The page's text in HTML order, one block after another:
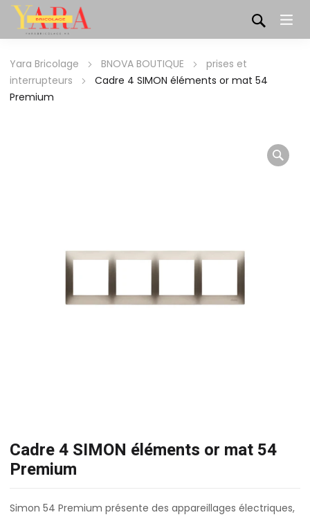
Yara Bricolage BNOVA BOUTIQUE
prises et
interrupteurs
Cadre 4 SIMON éléments or mat 54
Premium
Cadre 4 SIMON éléments or mat 54
Premium
Simon 54 Premium présente des appareillages électriques,